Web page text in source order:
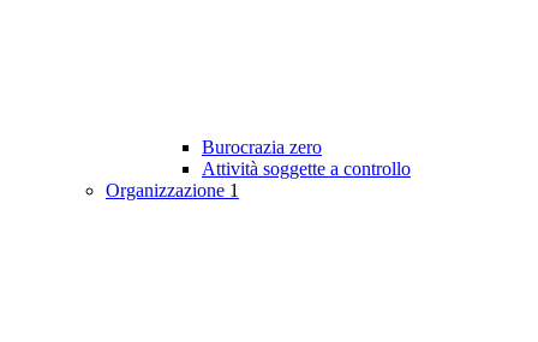
Burocrazia zero
Attività soggette a controllo
Organizzazione 1